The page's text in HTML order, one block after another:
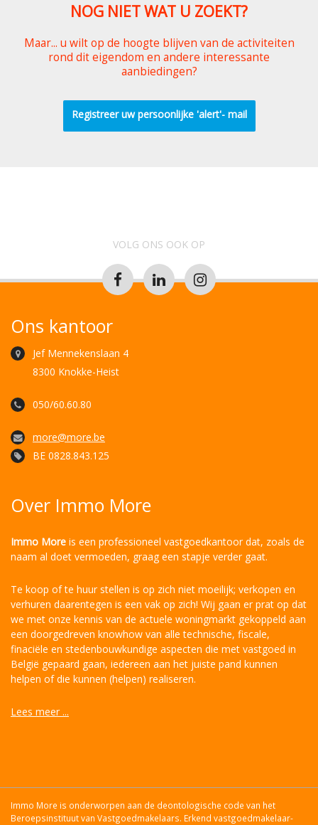
NOG NIET WAT U ZOEKT?
Maar... u wilt op de hoogte blijven van de activiteiten
rond dit eigendom en andere interessante
aanbiedingen?
Registreer uw persoonlijke 'alert'- mail
VOLG ONS OOK OP
Ons kantoor
Jef Mennekenslaan 4
8300 Knokke-Heist
050/60.60.80
more@more.be
BE 0828.843.125
Over Immo More
Immo More is een professioneel vastgoedkantoor dat, zoals de
naam al doet vermoeden, graag een stapje verder gaat.
Te koop of te huur stellen is op zich niet moeilijk; verkopen en
verhuren daarentegen is een vak op zich! Wij gaan er prat op dat
we met onze kennis van de actuele woningmarkt gekoppeld aan
een doorgedreven knowhow van alle technische, fiscale,
finaciële en stedenbouwkundige aspecten die met vastgoed in
België gepaard gaan, iedereen aan het juiste pand kunnen
helpen of die kunnen (helpen) realiseren.
Lees meer ...
Immo More is onderworpen aan de deontologische code van het
Beroepsinstituut van Vastgoedmakelaars. Erkend vastgoedmakelaar-